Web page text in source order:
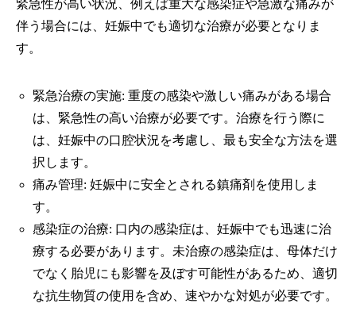
緊急性が高い状況、例えば重大な感染症や急激な痛みが
伴う場合には、妊娠中でも適切な治療が必要となりま
す。
緊急治療の実施: 重度の感染や激しい痛みがある場合
は、緊急性の高い治療が必要です。治療を行う際に
は、妊娠中の口腔状況を考慮し、最も安全な方法を選
択します。
痛み管理: 妊娠中に安全とされる鎮痛剤を使用しま
す。
感染症の治療: 口内の感染症は、妊娠中でも迅速に治
療する必要があります。未治療の感染症は、母体だけ
でなく胎児にも影響を及ぼす可能性があるため、適切
な抗生物質の使用を含め、速やかな対処が必要です。